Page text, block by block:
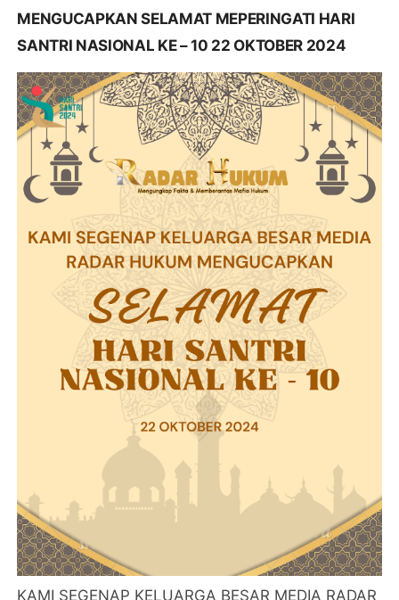
MENGUCAPKAN SELAMAT MEPERINGATI HARI
SANTRI NASIONAL KE – 10 22 OKTOBER 2024
KAMI SEGENAP KELUARGA BESAR MEDIA RADAR